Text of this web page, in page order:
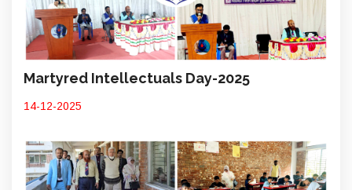
Martyred Intellectuals Day-2025
14-12-2025